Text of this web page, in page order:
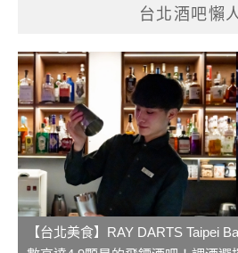
台北酒吧懶
【台北美食】RAY DARTS Taipei